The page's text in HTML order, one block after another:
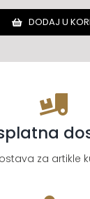
DODAJ U
za artikle